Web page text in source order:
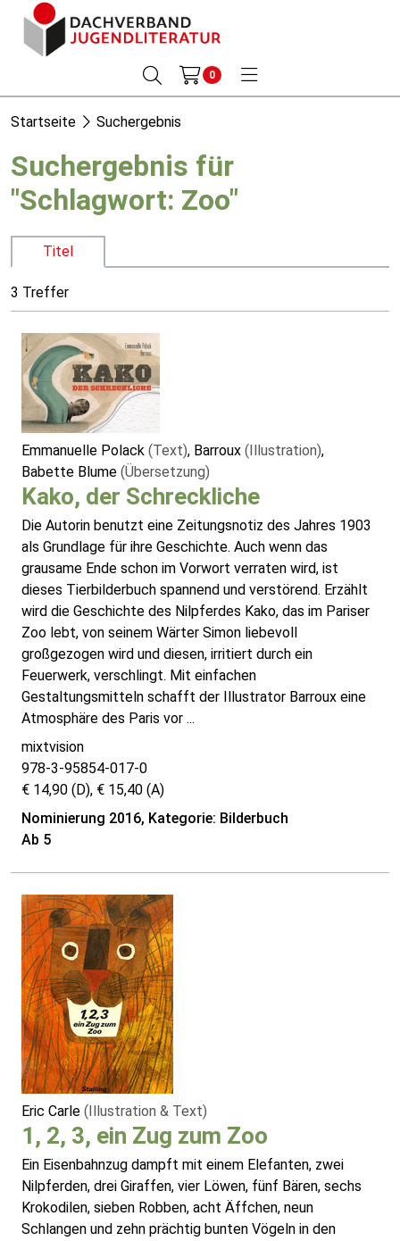
0
Startseite Suchergebnis
Suchergebnis für
"Schlagwort: Zoo"
Titel
3 Treffer
Emmanuelle Polack (Text), Barroux (Illustration),
Babette Blume (Übersetzung)
Kako, der Schreckliche
Die Autorin benutzt eine Zeitungsnotiz des Jahres 1903
als Grundlage für ihre Geschichte. Auch wenn das
grausame Ende schon im Vorwort verraten wird, ist
dieses Tierbilderbuch spannend und verstörend. Erzählt
wird die Geschichte des Nilpferdes Kako, das im Pariser
Zoo lebt, von seinem Wärter Simon liebevoll
großgezogen wird und diesen, irritiert durch ein
Feuerwerk, verschlingt. Mit einfachen
Gestaltungsmitteln schafft der Illustrator Barroux eine
Atmosphäre des Paris vor ...
mixtvision
978-3-95854-017-0
€ 14,90 (D), € 15,40 (A)
Nominierung 2016, Kategorie: Bilderbuch
Ab 5
Eric Carle (Illustration & Text)
1, 2, 3, ein Zug zum Zoo
Ein Eisenbahnzug dampft mit einem Elefanten, zwei
Nilpferden, drei Giraffen, vier Löwen, fünf Bären, sechs
Krokodilen, sieben Robben, acht Äffchen, neun
Schlangen und zehn prächtig bunten Vögeln in den